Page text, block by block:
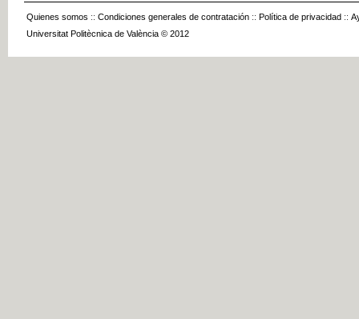
Quienes somos :: Condiciones generales de contratación :: Política de privacidad ::
Universitat Politècnica de València © 2012